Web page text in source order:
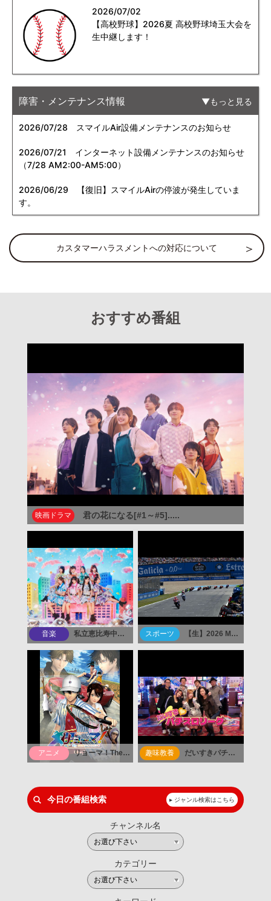
2026/07/02
【高校野球】2026夏 高校野球埼玉大会を
生中継します！
障害・メンテナンス情報 もっと見る
2026/07/28 スマイルAir設備メンテナンスのお知らせ
2026/07/21
インターネット設備メンテナンスのお知らせ
（7/28 AM2:00-AM5:00）
2026/06/29 【復旧】スマイルAirの停波が発生していま
す。
カスタマーハラスメントへの対応について
おすすめ番組